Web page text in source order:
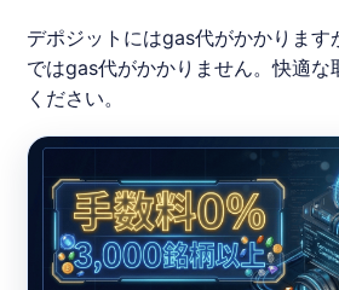
デポジットにはgas代がかかります
ではgas代がかかりません。快適な
ください。